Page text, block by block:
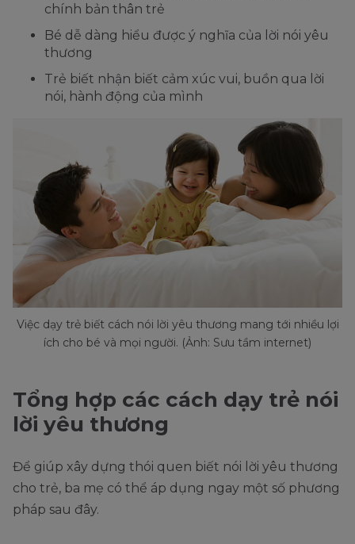
chính bản thân trẻ
Bé dễ dàng hiểu được ý nghĩa của lời nói yêu
thương
Trẻ biết nhận biết cảm xúc vui, buồn qua lời
nói, hành động của mình
Việc dạy trẻ biết cách nói lời yêu thương mang tới nhiều lợi
ích cho bé và mọi người. (Ảnh: Sưu tầm internet)
Tổng hợp các cách dạy trẻ nói
lời yêu thương
Để giúp xây dựng thói quen biết nói lời yêu thương
cho trẻ, ba mẹ có thể áp dụng ngay một số phương
pháp sau đây.